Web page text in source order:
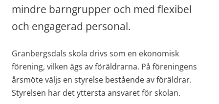
mindre barngrupper och med flexibel
och engagerad personal.
Granbergsdals skola drivs som en ekonomisk
förening, vilken ägs av föräldrarna. På föreningens
årsmöte väljs en styrelse bestående av föräldrar.
Styrelsen har det yttersta ansvaret för skolan.